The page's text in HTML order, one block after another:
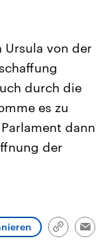
Beiträge,
und
die Vereinigten
mächtigsten Ländern
großem Einfluss auf
Weltgeschehen.
von der
durch die
es zu
dann
der
Link